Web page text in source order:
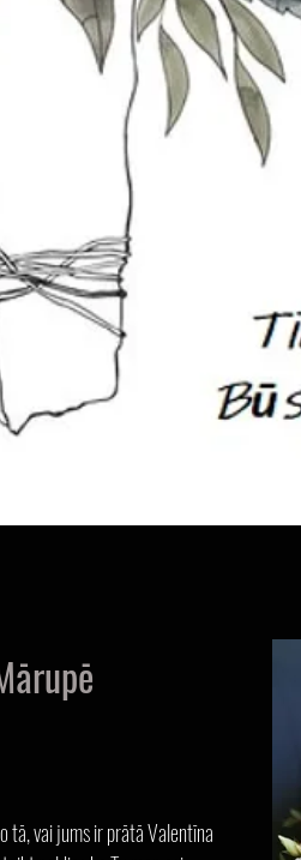
tā, vai jums ir prātā Valentīna